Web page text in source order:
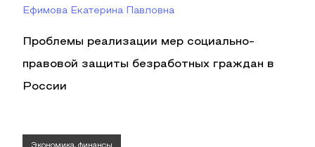
Ефимова Екатерина Павловна
Проблемы реализации мер социально-
правовой защиты безработных граждан в
России
Экономика, финансы